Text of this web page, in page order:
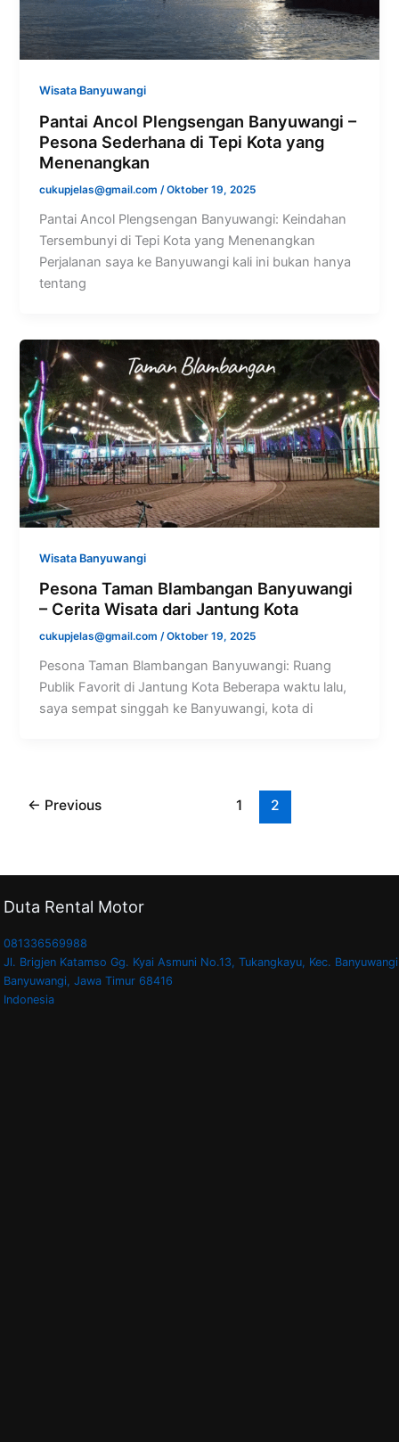
Wisata Banyuwangi
Pantai Ancol Plengsengan Banyuwangi –
Pesona Sederhana di Tepi Kota yang
Menenangkan
cukupjelas@gmail.com/Oktober 19, 2025
Pantai Ancol Plengsengan Banyuwangi: Keindahan
Tersembunyi di Tepi Kota yang Menenangkan
Perjalanan saya ke Banyuwangi kali ini bukan hanya
tentang
Wisata Banyuwangi
Pesona Taman Blambangan Banyuwangi
– Cerita Wisata dari Jantung Kota
cukupjelas@gmail.com/Oktober 19, 2025
Pesona Taman Blambangan Banyuwangi: Ruang
Publik Favorit di Jantung Kota Beberapa waktu lalu,
saya sempat singgah ke Banyuwangi, kota di
← Previous 1 2
Duta Rental Motor
081336569988
Jl. Brigjen Katamso Gg. Kyai Asmuni No.13, Tukangkayu, Kec. Banyuwangi
Banyuwangi, Jawa Timur 68416
Indonesia